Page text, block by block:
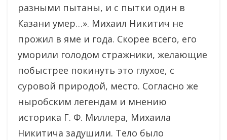
разными пытаны, и с пытки один в
Казани умер…». Михаил Никитич не
прожил в яме и года. Скорее всего, его
уморили голодом стражники, желающие
побыстрее покинуть это глухое, с
суровой природой, место. Согласно же
ныробским легендам и мнению
историка Г. Ф. Миллера, Михаила
Никитича задушили. Тело было